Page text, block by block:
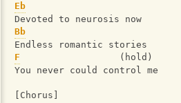
Eb
Devoted to neurosis now
Bb
Endless romantic stories
F
                  (hold)
You never could control me
[Chorus]